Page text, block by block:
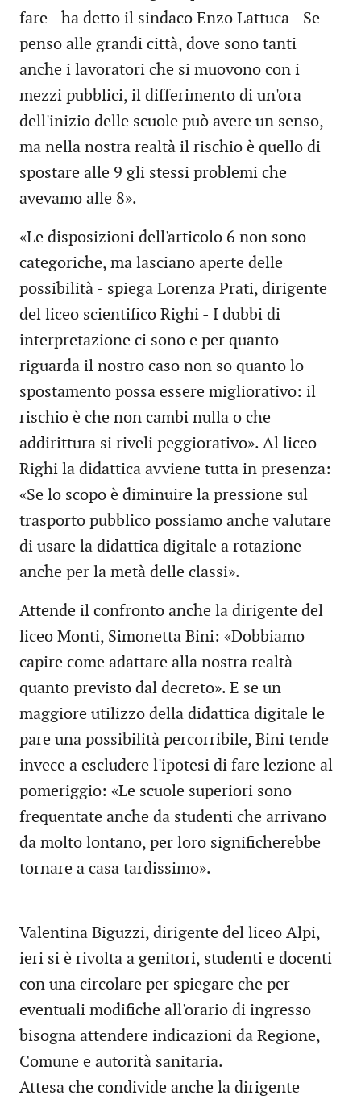
fare - ha detto il sindaco Enzo Lattuca - Se
penso alle grandi città, dove sono tanti
anche i lavoratori che si muovono con i
mezzi pubblici, il differimento di un'ora
dell'inizio delle scuole può avere un senso,
ma nella nostra realtà il rischio è quello di
spostare alle 9 gli stessi problemi che
avevamo alle 8».
«Le disposizioni dell'articolo 6 non sono
categoriche, ma lasciano aperte delle
possibilità - spiega Lorenza Prati, dirigente
del liceo scientifico Righi - I dubbi di
interpretazione ci sono e per quanto
riguarda il nostro caso non so quanto lo
spostamento possa essere migliorativo: il
rischio è che non cambi nulla o che
addirittura si riveli peggiorativo». Al liceo
Righi la didattica avviene tutta in presenza:
«Se lo scopo è diminuire la pressione sul
trasporto pubblico possiamo anche valutare
di usare la didattica digitale a rotazione
anche per la metà delle classi».
Attende il confronto anche la dirigente del
liceo Monti, Simonetta Bini: «Dobbiamo
capire come adattare alla nostra realtà
quanto previsto dal decreto». E se un
maggiore utilizzo della didattica digitale le
pare una possibilità percorribile, Bini tende
invece a escludere l'ipotesi di fare lezione al
pomeriggio: «Le scuole superiori sono
frequentate anche da studenti che arrivano
da molto lontano, per loro significherebbe
tornare a casa tardissimo».
Valentina Biguzzi, dirigente del liceo Alpi,
ieri si è rivolta a genitori, studenti e docenti
con una circolare per spiegare che per
eventuali modifiche all'orario di ingresso
bisogna attendere indicazioni da Regione,
Comune e autorità sanitaria.
Attesa che condivide anche la dirigente